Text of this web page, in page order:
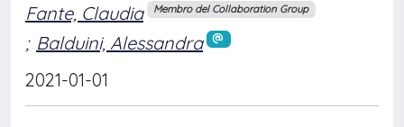
Fante, Claudia
Membro del Collaboration Group
; Balduini, Alessandra
2021-01-01